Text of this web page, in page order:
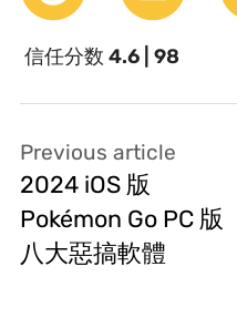
信任分数 4.6 | 98
Previous article
2024 iOS 版
Pokémon Go PC 版
八大惡搞軟體